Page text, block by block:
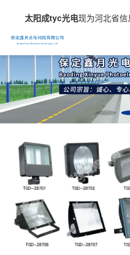
太阳成tyc光电现为河北省信